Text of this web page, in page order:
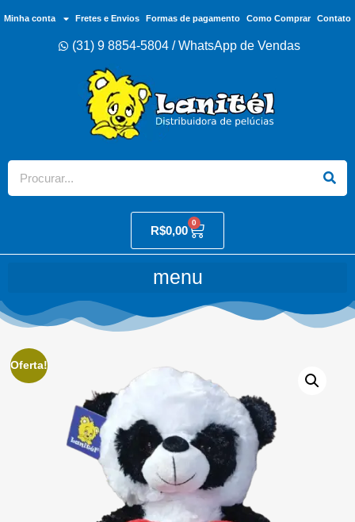
Minha conta Fretes e Envios Formas de pagamento Como Comprar Contato
(31) 9 8854-5804 / WhatsApp de Vendas
R$0,00
0
Oferta!